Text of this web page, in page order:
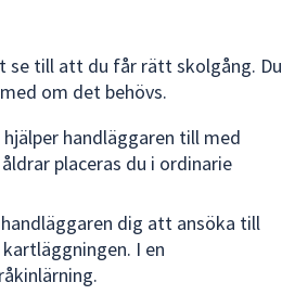
se till att du får rätt skolgång. Du
om det behövs.
handläggaren till med
placeras du i ordinarie
dig att ansöka till
I en